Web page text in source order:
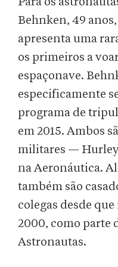
Behnken, 49
apresenta uma
os primeiros a
espaçonave.
especificamente
programa de
em 2015. Ambos
militares —
na Aeronáutica.
também são
colegas desde
2000, como parte
Astronautas.